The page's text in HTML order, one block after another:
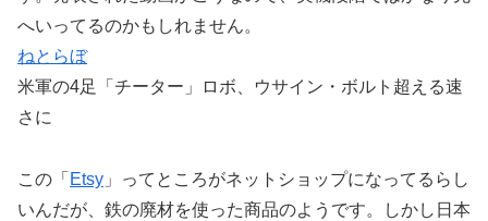
へいってるのかもしれません。
ねとらぼ
米軍の4足「チーター」ロボ、ウサイン・ボルト超える速
さに
この「 Etsy 」ってところがネットショップになってるらし
いんだが、鉄の廃材を使った商品のようです。しかし日本